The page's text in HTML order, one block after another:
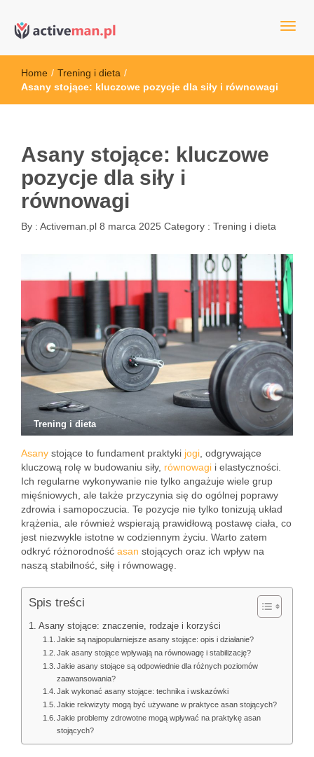
active man – sprzęt sportowy
sportowym
Home / Trening i dieta /
Asany stojące: kluczowe pozycje dla siły i równowagi
Asany stojące: kluczowe
pozycje dla siły i
równowagi
By : Activeman.pl 8 marca 2025 Category : Trening i dieta
Trening i dieta
Asany stojące to fundament praktyki jogi , odgrywające
kluczową rolę w budowaniu siły, równowagi i elastyczności.
Ich regularne wykonywanie nie tylko angażuje wiele grup
mięśniowych, ale także przyczynia się do ogólnej poprawy
zdrowia i samopoczucia. Te pozycje nie tylko tonizują układ
krążenia, ale również wspierają prawidłową postawę ciała, co
jest niezwykle istotne w codziennym życiu. Warto zatem
odkryć różnorodność asan stojących oraz ich wpływ na
naszą stabilność, siłę i równowagę.
Spis treści
Asany stojące: znaczenie, rodzaje i korzyści
Jakie są najpopularniejsze asany stojące: opis i działanie?
Jak asany stojące wpływają na równowagę i stabilizację?
Jakie asany stojące są odpowiednie dla różnych poziomów
zaawansowania?
Jak wykonać asany stojące: technika i wskazówki
Jakie rekwizyty mogą być używane w praktyce asan stojących?
Jakie problemy zdrowotne mogą wpływać na praktykę asan
stojących?